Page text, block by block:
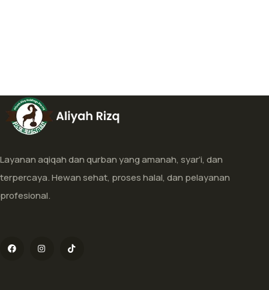
Layanan aqiqah dan qurban yang amanah, syar’i, dan
terpercaya. Hewan sehat, proses halal, dan pelayanan
profesional.